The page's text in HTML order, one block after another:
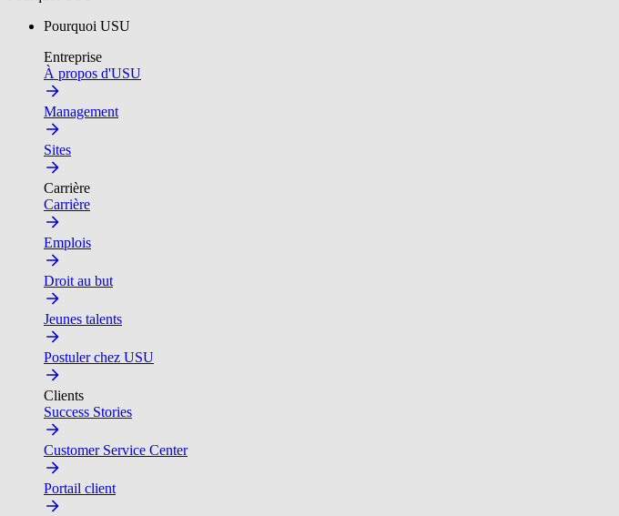
Pourquoi USU
Entreprise
À propos d'USU
Management
Sites
Carrière
Carrière
Emplois
Droit au but
Jeunes talents
Postuler chez USU
Clients
Success Stories
Customer Service Center
Portail client